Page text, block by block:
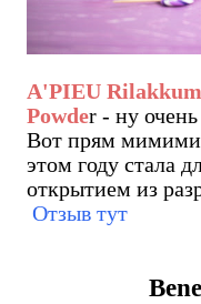
A'PIEU
Powder - ну
Вот прям
этом году стала
открытием из
Отзыв тут